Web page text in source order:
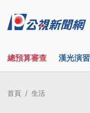
總預算審查 漢光演習
首頁 生活